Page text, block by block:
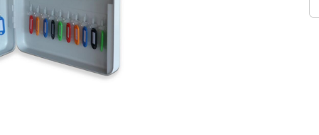
Dimensões: 370 x 280
Garantia: 3 anos Uso